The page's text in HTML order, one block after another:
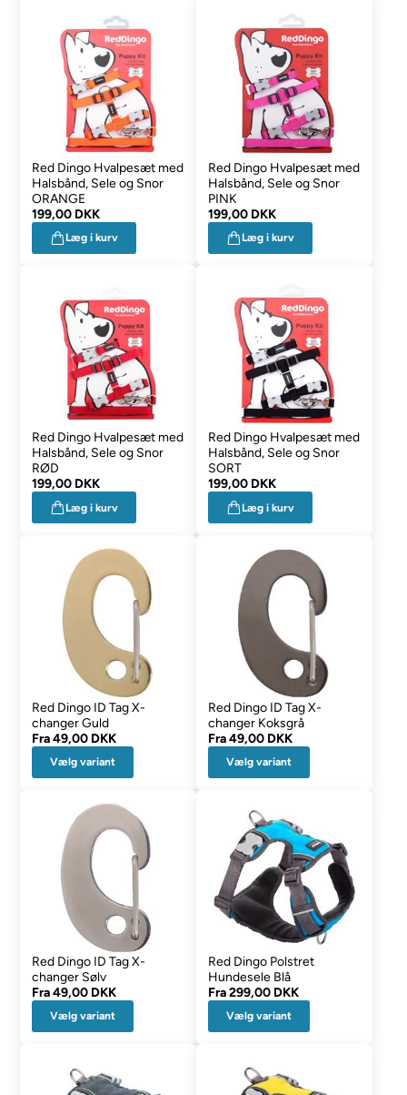
Red Dingo Hvalpesæt med
Halsbånd, Sele og Snor
ORANGE
199,00 DKK
Læg i kurv
Red Dingo Hvalpesæt med
Halsbånd, Sele og Snor
PINK
199,00 DKK
Læg i kurv
Red Dingo Hvalpesæt med
Halsbånd, Sele og Snor
RØD
199,00 DKK
Læg i kurv
Red Dingo Hvalpesæt med
Halsbånd, Sele og Snor
SORT
199,00 DKK
Læg i kurv
Red Dingo ID Tag X-
changer Guld
Fra49,00 DKK
Vælg variant
Red Dingo ID Tag X-
changer Koksgrå
Fra49,00 DKK
Vælg variant
Red Dingo ID Tag X-
changer Sølv
Fra49,00 DKK
Vælg variant
Red Dingo Polstret
Hundesele Blå
Fra299,00 DKK
Vælg variant